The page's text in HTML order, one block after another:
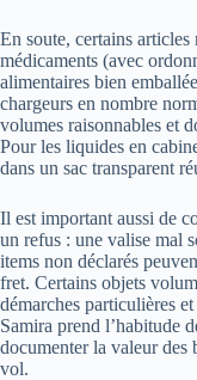
En soute, certains articles
médicaments (avec
alimentaires bien
chargeurs en nombre
volumes raisonnables et
Pour les liquides en
dans un sac transparent
Il est important aussi de
un refus : une valise mal
items non déclarés
fret. Certains objets
démarches particulières
Samira prend l’habitude
documenter la valeur des
vol.